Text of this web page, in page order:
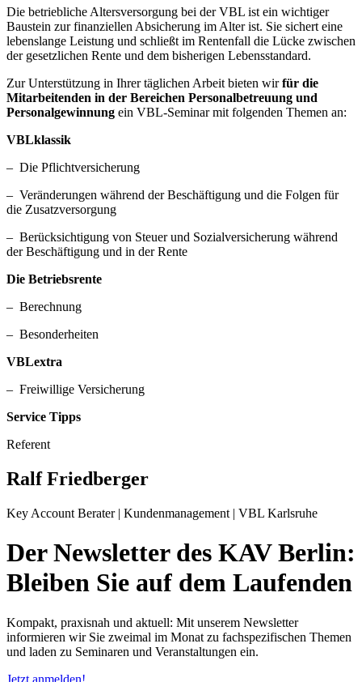
Die betriebliche Altersversorgung bei der VBL ist ein wichtiger
Baustein zur finanziellen Absicherung im Alter ist. Sie sichert eine
lebenslange Leistung und schließt im Rentenfall die Lücke zwischen
der gesetzlichen Rente und dem bisherigen Lebensstandard.
Zur Unterstützung in Ihrer täglichen Arbeit bieten wirfür die
Mitarbeitenden in der Bereichen Personalbetreuung und
Personalgewinnung ein VBL-Seminar mit folgenden Themen an:
VBLklassik
– Die Pflichtversicherung
– Veränderungen während der Beschäftigung und die Folgen für
die Zusatzversorgung
– Berücksichtigung von Steuer und Sozialversicherung während
der Beschäftigung und in der Rente
Die Betriebsrente
– Berechnung
– Besonderheiten
VBLextra
– Freiwillige Versicherung
Service Tipps
Referent
Ralf Friedberger
Key Account Berater | Kundenmanagement | VBL Karlsruhe
Der Newsletter des KAV Berlin:
Bleiben Sie auf dem Laufenden
Kompakt, praxisnah und aktuell: Mit unserem Newsletter
informieren wir Sie zweimal im Monat zu fachspezifischen Themen
und laden zu Seminaren und Veranstaltungen ein.
Jetzt anmelden!